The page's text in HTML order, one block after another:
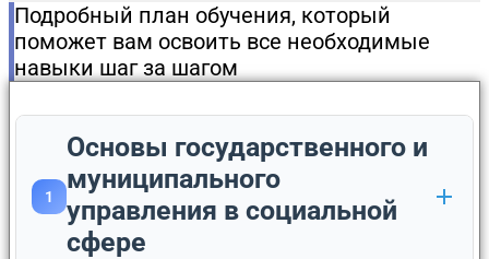
Подробный план обучения, который
поможет вам освоить все необходимые
навыки шаг за шагом
1
Основы государственного и
муниципального
управления в социальной
сфере